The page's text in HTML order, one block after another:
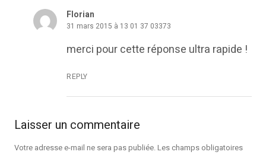
Florian
31 mars 2015 à 13 01 37 03373
merci pour cette réponse ultra rapide !
REPLY
Laisser un commentaire
Votre adresse e-mail ne sera pas publiée.Les champs obligatoires